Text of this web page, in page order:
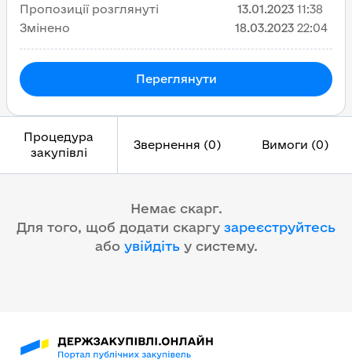
Процедура
закупівлі
Звернення (0) Вимоги (0)
Немає скарг.
Для того, щоб додати скаргу зареєструйтесь
або увійдіть у систему.
Пропозиції розглянуті
13.01.2023 11:38
Змінено
18.03.2023 22:04
Переглянути